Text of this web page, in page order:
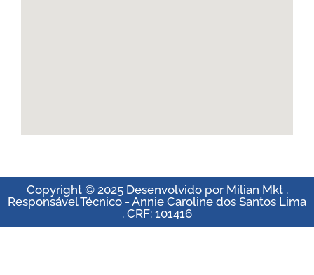
Copyright © 2025 Desenvolvido por Milian Mkt .
Responsável Técnico - Annie Caroline dos Santos Lima
. CRF: 101416